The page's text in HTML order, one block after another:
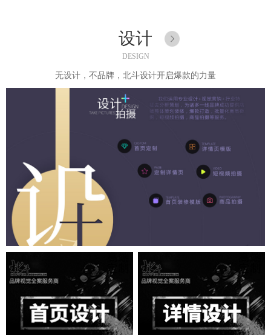
设计
DESIGN
无设计，不品牌，北斗设计开启爆款的力量